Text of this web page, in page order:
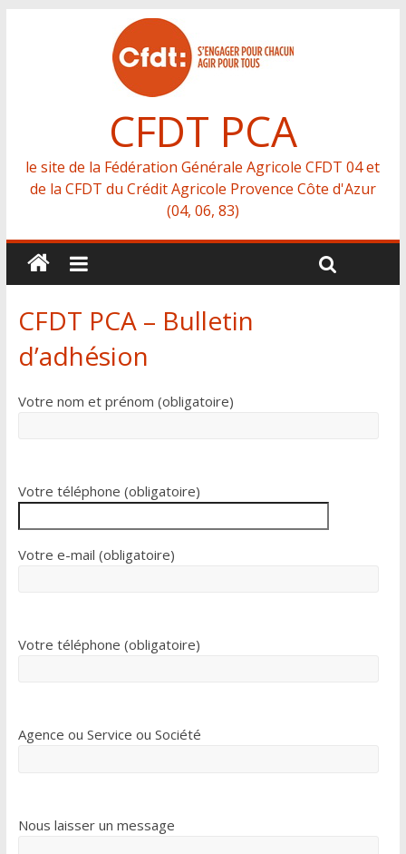
CFDT PCA
le site de la Fédération Générale Agricole CFDT 04 et
de la CFDT du Crédit Agricole Provence Côte d'Azur
(04, 06, 83)
CFDT PCA – Bulletin
d’adhésion
Votre nom et prénom (obligatoire)
Votre téléphone (obligatoire)
Votre e-mail (obligatoire)
Votre téléphone (obligatoire)
Agence ou Service ou Société
Nous laisser un message